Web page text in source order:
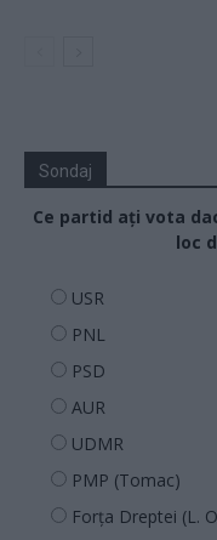
Sondaj
Ce partid ați vota
loc
USR
PNL
PSD
AUR
UDMR
PMP (Tomac)
Forța Dreptei (L.